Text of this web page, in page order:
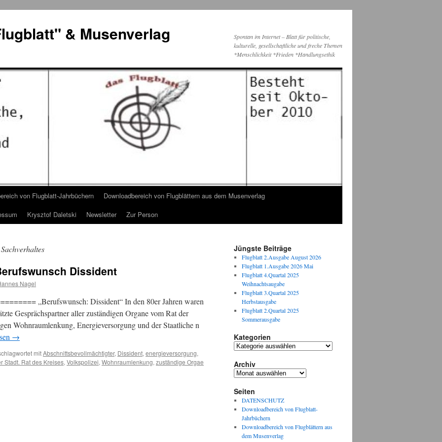
& Musenverlag
Spontan im Internet – Blatt für politische,
kulturelle, gesellschaftliche und freche Themen
*Menschlichkeit *Frieden *Handlungsethik
von Flugblatt-Jahrbüchern
Downloadbereich von Flugblättern aus dem Musenverlag
Krysztof Daletski Newsletter Zur Person
Dissident
Nagel
„Berufswunsch: Dissident“ In den 80er Jahren waren
Gesprächspartner aller zuständigen Organe vom Rat der
Wohnraumlenkung, Energieversorgung und der Staatliche n
→
mitAbschnittsbevollmächtigter, Dissident, energieversorgung,
Stadt. Rat des Kreises, Volkspolizei, Wohnraumlenkung, zuständige Orgae
Jüngste Beiträge
Flugblatt 2.Ausgabe August 2026
Flugblatt 1.Ausgabe 2026 Mai
Flugblatt 4.Quartal 2025
Weihnachtsaugabe
Flugblatt 3.Quartal 2025
Herbstausgabe
Flugblatt 2.Quartal 2025
Sommerausgabe
Kategorien
Kategorien
Archiv
Archiv
Seiten
DATENSCHUTZ
Downloadbereich von Flugblatt-
Jahrbüchern
Downloadbereich von Flugblättern aus
dem Musenverlag